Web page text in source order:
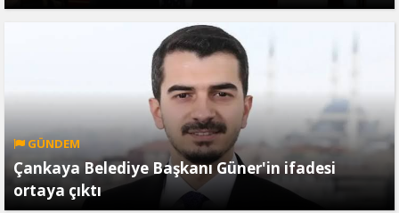
GÜNDEM
Çankaya Belediye Başkanı Güner'in ifadesi
ortaya çıktı